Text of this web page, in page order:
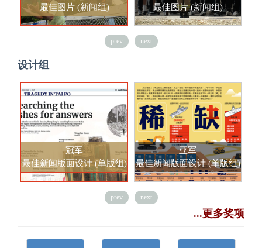
最佳图片 (新闻组)
最佳图片 (新闻组)
prev next
设计组
冠军
最佳新闻版面设计 (单版组)
亚军
最佳新闻版面设计 (单版组)
prev next
...更多奖项